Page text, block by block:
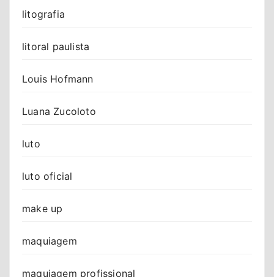
litografia
litoral paulista
Louis Hofmann
Luana Zucoloto
luto
luto oficial
make up
maquiagem
maquiagem profissional